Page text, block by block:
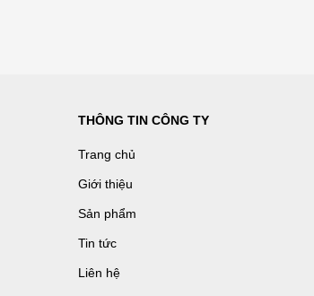
THÔNG TIN CÔNG TY
Trang chủ
Giới thiệu
Sản phẩm
Tin tức
Liên hệ